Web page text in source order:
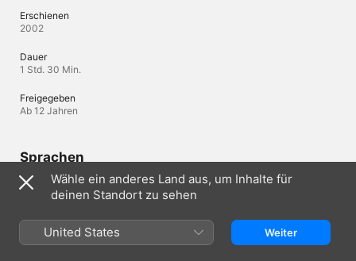
Erschienen
2002
Dauer
1 Std. 30 Min.
Freigegeben
Ab 12 Jahren
Sprachen
Original-Audio
Deutsch
Audio
Wähle ein anderes Land aus, um Inhalte für
deinen Standort zu sehen
United States Weiter